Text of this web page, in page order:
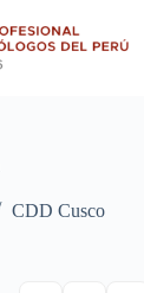
CDD Cusco